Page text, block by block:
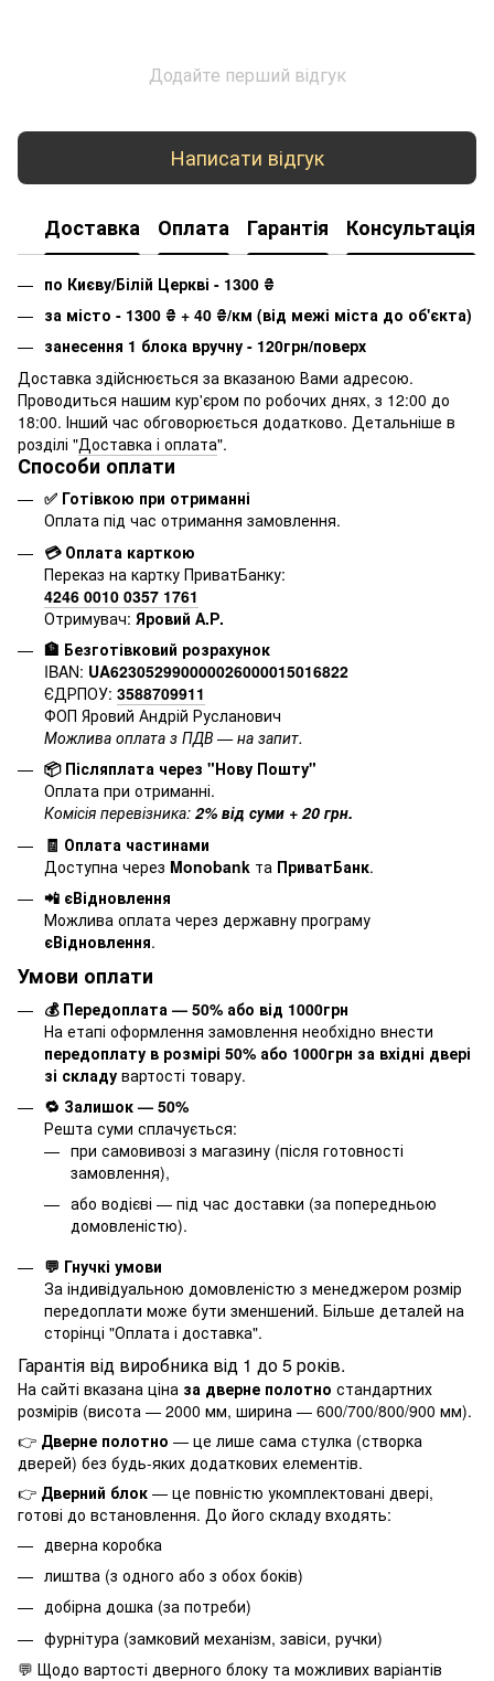
Додайте перший відгук
Написати відгук
Доставка Оплата Гарантія Консультація
по Києву/Білій Церкві - 1300 ₴
за місто - 1300 ₴ + 40 ₴/км (від межі міста до об'єкта)
занесення 1 блока вручну - 120грн/поверх
Доставка здійснюється за вказаною Вами адресою.
Проводиться нашим кур'єром по робочих днях, з 12:00 до
18:00. Інший час обговорюється додатково. Детальніше в
розділі "Доставка і оплата".
Способи оплати
✅ Готівкою при отриманні
Оплата під час отримання замовлення.
💳 Оплата карткою
Переказ на картку ПриватБанку:
4246 0010 0357 1761
Отримувач: Яровий А.Р.
🏦 Безготівковий розрахунок
IBAN: UA623052990000026000015016822
ЄДРПОУ: 3588709911
ФОП Яровий Андрій Русланович
Можлива оплата з ПДВ — на запит.
📦 Післяплата через "Нову Пошту"
Оплата при отриманні.
Комісія перевізника: 2% від суми + 20 грн.
🧾 Оплата частинами
Доступна через Monobank та ПриватБанк.
📲 єВідновлення
Можлива оплата через державну програму
єВідновлення.
Умови оплати
💰 Передоплата — 50% або від 1000грн
На етапі оформлення замовлення необхідно внести
передоплату в розмірі 50% або 1000грн за вхідні двері
зі складу вартості товару.
🔁 Залишок — 50%
Решта суми сплачується:
при самовивозі з магазину (після готовності
замовлення),
або водієві — під час доставки (за попередньою
домовленістю).
💬 Гнучкі умови
За індивідуальною домовленістю з менеджером розмір
передоплати може бути зменшений. Більше деталей на
сторінці "Оплата і доставка".
Гарантія від виробника від 1 до 5 років.
На сайті вказана ціна за дверне полотно стандартних
розмірів (висота — 2000 мм, ширина — 600/700/800/900 мм).
👉 Дверне полотно — це лише сама стулка (створка
дверей) без будь-яких додаткових елементів.
👉 Дверний блок — це повністю укомплектовані двері,
готові до встановлення. До його складу входять:
дверна коробка
лиштва (з одного або з обох боків)
добірна дошка (за потреби)
фурнітура (замковий механізм, завіси, ручки)
💬 Щодо вартості дверного блоку та можливих варіантів